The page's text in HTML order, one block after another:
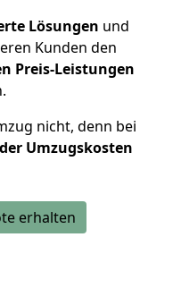
Lösungen und
Kunden den
Preis-Leistungen
nicht, denn bei
Umzugskosten
erhalten